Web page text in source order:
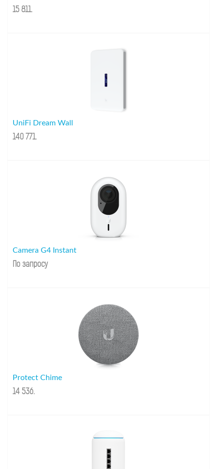
15 811.
UniFi Dream Wall
140 771.
Camera G4 Instant
По запросу
Protect Chime
14 536.